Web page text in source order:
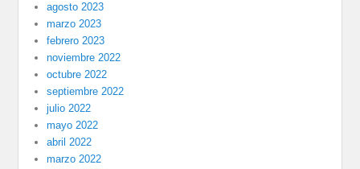
agosto 2023
marzo 2023
febrero 2023
noviembre 2022
octubre 2022
septiembre 2022
julio 2022
mayo 2022
abril 2022
marzo 2022